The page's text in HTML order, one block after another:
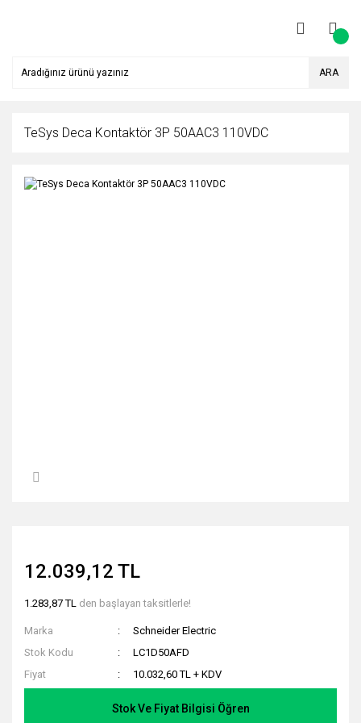
ARA
TeSys Deca Kontaktör 3P 50AAC3 110VDC
12.039,12 TL
1.283,87 TL den başlayan taksitlerle!
Marka
Schneider Electric
Stok Kodu
LC1D50AFD
Fiyat
10.032,60 TL + KDV
Stok Ve Fiyat Bilgisi Öğren